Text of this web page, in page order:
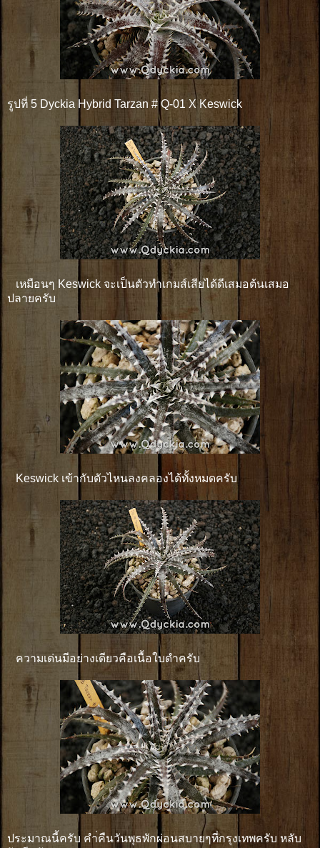
รูปที่ 5 Dyckia Hybrid Tarzan # Q-01 X Keswick
เหมือนๆ Keswick จะเป็นตัวทำเกมส์เสียได้ดีเสมอต้นเสมอ
ปลายครับ
Keswick เข้ากับตัวไหนลงคลองได้ทั้งหมดครับ
ความเด่นมีอย่างเดียวคือเนื้อใบดำครับ
ประมาณนี้ครับ คำ่คืนวันพุธพักผ่อนสบายๆที่กรุงเทพครับ หลับ